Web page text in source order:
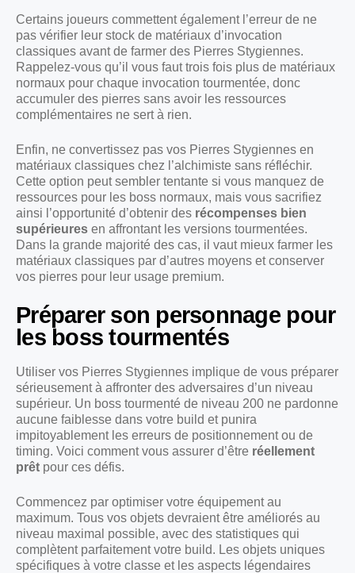
Certains joueurs commettent également l’erreur de ne
pas vérifier leur stock de matériaux d’invocation
classiques avant de farmer des Pierres Stygiennes.
Rappelez-vous qu’il vous faut trois fois plus de matériaux
normaux pour chaque invocation tourmentée, donc
accumuler des pierres sans avoir les ressources
complémentaires ne sert à rien.
Enfin, ne convertissez pas vos Pierres Stygiennes en
matériaux classiques chez l’alchimiste sans réfléchir.
Cette option peut sembler tentante si vous manquez de
ressources pour les boss normaux, mais vous sacrifiez
ainsi l’opportunité d’obtenir des récompenses bien
supérieures en affrontant les versions tourmentées.
Dans la grande majorité des cas, il vaut mieux farmer les
matériaux classiques par d’autres moyens et conserver
vos pierres pour leur usage premium.
Préparer son personnage pour
les boss tourmentés
Utiliser vos Pierres Stygiennes implique de vous préparer
sérieusement à affronter des adversaires d’un niveau
supérieur. Un boss tourmenté de niveau 200 ne pardonne
aucune faiblesse dans votre build et punira
impitoyablement les erreurs de positionnement ou de
timing. Voici comment vous assurer d’être réellement
prêt pour ces défis.
Commencez par optimiser votre équipement au
maximum. Tous vos objets devraient être améliorés au
niveau maximal possible, avec des statistiques qui
complètent parfaitement votre build. Les objets uniques
spécifiques à votre classe et les aspects légendaires